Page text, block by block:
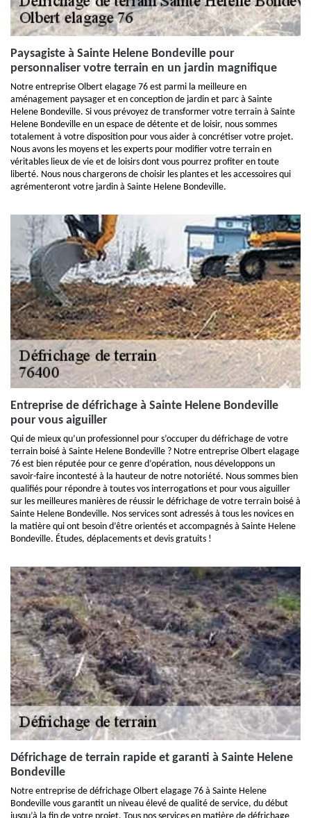
Paysagiste à Sainte Helene Bondeville pour
personnaliser votre terrain en un jardin magnifique
Notre entreprise Olbert elagage 76 est parmi la meilleure en
aménagement paysager et en conception de jardin et parc à Sainte
Helene Bondeville. Si vous prévoyez de transformer votre terrain à Sainte
Helene Bondeville en un espace de détente et de loisir, nous sommes
totalement à votre disposition pour vous aider à concrétiser votre projet.
Nous avons les moyens et les experts pour modifier votre terrain en
véritables lieux de vie et de loisirs dont vous pourrez profiter en toute
liberté. Nous nous chargerons de choisir les plantes et les accessoires qui
agrémenteront votre jardin à Sainte Helene Bondeville.
Entreprise de défrichage à Sainte Helene Bondeville
pour vous aiguiller
Qui de mieux qu’un professionnel pour s’occuper du défrichage de votre
terrain boisé à Sainte Helene Bondeville ? Notre entreprise Olbert elagage
76 est bien réputée pour ce genre d’opération, nous développons un
savoir-faire incontesté à la hauteur de notre notoriété. Nous sommes bien
qualifiés pour répondre à toutes vos interrogations et pour vous aiguiller
sur les meilleures manières de réussir le défrichage de votre terrain boisé à
Sainte Helene Bondeville. Nos services sont adressés à tous les novices en
la matière qui ont besoin d’être orientés et accompagnés à Sainte Helene
Bondeville. Études, déplacements et devis gratuits !
Défrichage de terrain rapide et garanti à Sainte Helene
Bondeville
Notre entreprise de défrichage Olbert elagage 76 à Sainte Helene
Bondeville vous garantit un niveau élevé de qualité de service, du début